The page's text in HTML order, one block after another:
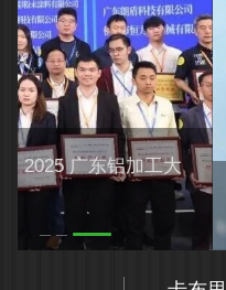
小雪藏暖 | 高登铝材